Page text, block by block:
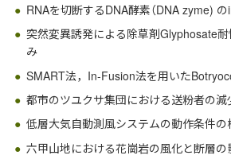
RNAを切断するDNA酵素（DNA zyme)
突然変異誘発による除草剤Glyphosate
み
SMART法，In-Fusion法を用いた
都市のツユクサ集団における送粉者の
低層大気自動測風システムの動作条件の
六甲山地における花崗岩の風化と断層の